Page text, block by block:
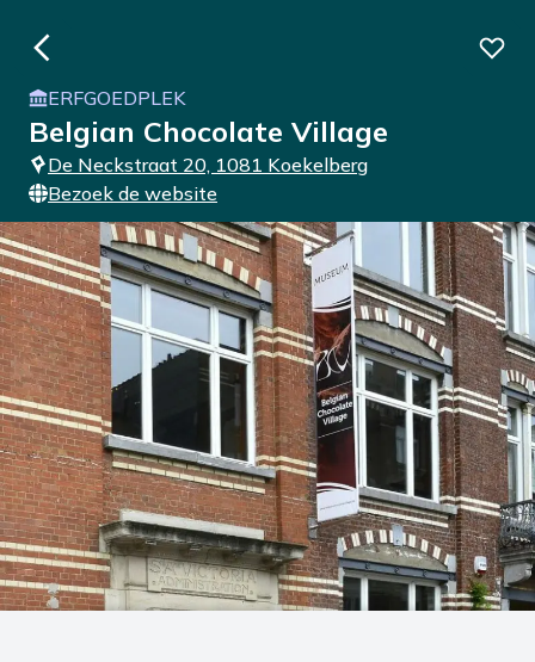
ERFGOEDPLEK
Belgian Chocolate Village
De Neckstraat 20, 1081 Koekelberg
Bezoek de website